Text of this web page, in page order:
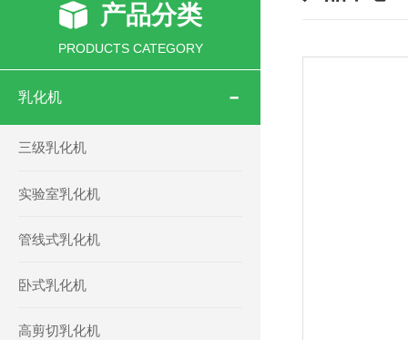
产品分类
PRODUCTS CATEGORY
乳化机
三级乳化机
实验室乳化机
管线式乳化机
卧式乳化机
高剪切乳化机